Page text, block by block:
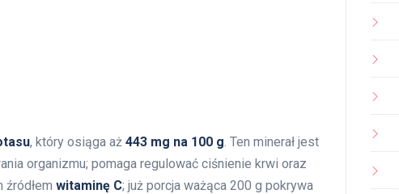
, który osiąga aż 443 mg na 100 g . Ten minerał jest
organizmu; pomaga regulować ciśnienie krwi oraz
witaminę C; już porcja ważąca 200 g pokrywa